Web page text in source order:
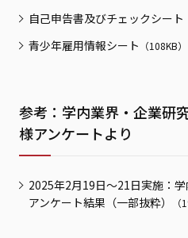
自己申告書及びチェックシート
青少年雇用情報シート （108KB）
参考：学内業界・企業研
様アンケートより
2025年2月19日～21日実施：
アンケート結果（一部抜粋）
（